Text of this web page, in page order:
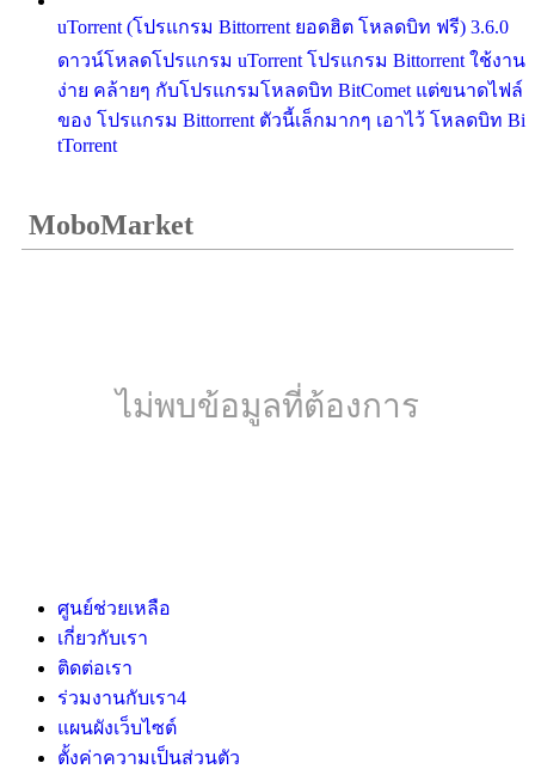
uTorrent (โปรแกรม Bittorrent ยอดฮิต โหลดบิท ฟรี) 3.6.0
ดาวน์โหลดโปรแกรม uTorrent โปรแกรม Bittorrent ใช้งาน
ง่าย คล้ายๆ กับโปรแกรมโหลดบิท BitComet แต่ขนาดไฟล์
ของ โปรแกรม Bittorrent ตัวนี้เล็กมากๆ เอาไว้ โหลดบิท Bi
tTorrent
MoboMarket
ไม่พบข้อมูลที่ต้องการ
ศูนย์ช่วยเหลือ
เกี่ยวกับเรา
ติดต่อเรา
ร่วมงานกับเรา4
แผนผังเว็บไซต์
ตั้งค่าความเป็นส่วนตัว